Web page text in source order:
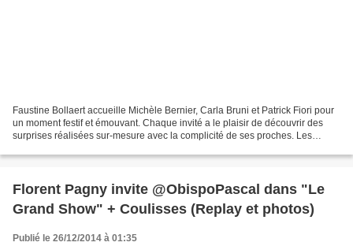
Faustine Bollaert accueille Michèle Bernier, Carla Bruni et Patrick Fiori pour
un moment festif et émouvant. Chaque invité a le plaisir de découvrir des
surprises réalisées sur-mesure avec la complicité de ses proches. Les
Florent Pagny invite @ObispoPascal dans "Le
Grand Show" + Coulisses (Replay et photos)
Publié le 26/12/2014 à 01:35